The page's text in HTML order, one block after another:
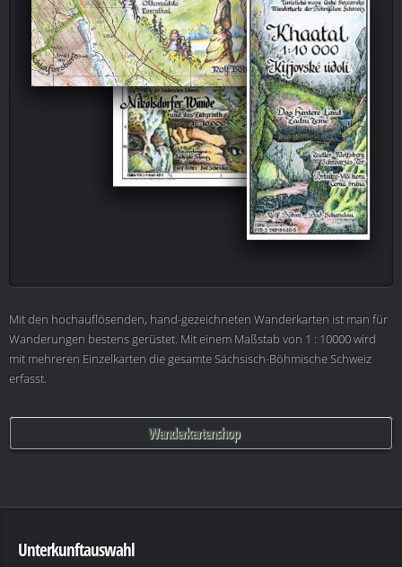
Mit den hochauflösenden, hand-gezeichneten Wanderkarten ist man für
Wanderungen bestens gerüstet. Mit einem Maßstab von 1 : 10000 wird
mit mehreren Einzelkarten die gesamte Sächsisch-Böhmische Schweiz
erfasst.
Wanderkartenshop
Unterkunftauswahl